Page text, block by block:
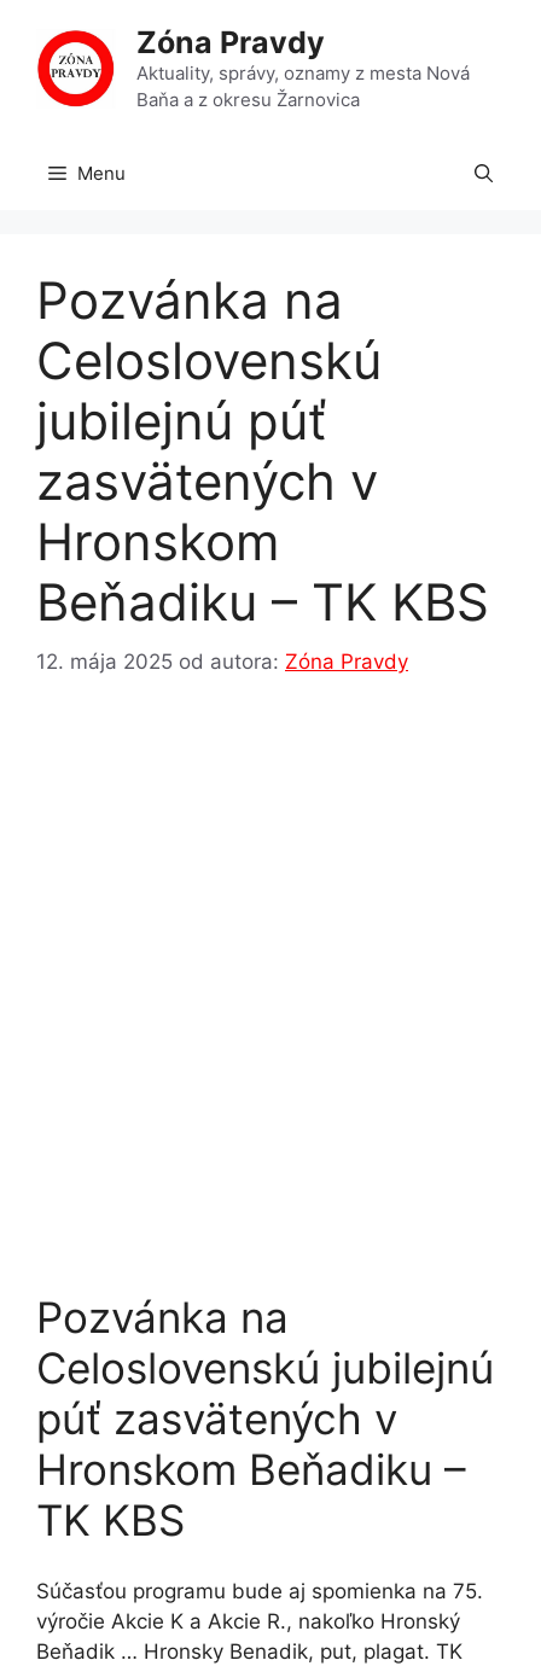
obsah
Zóna Pravdy
Aktuality, správy, oznamy z mesta Nová
Baňa a z okresu Žarnovica
Menu
Pozvánka na
Celoslovenskú
jubilejnú púť
zasvätených v
Hronskom
Beňadiku – TK KBS
12. mája 2025 od autora: Zóna Pravdy
Pozvánka na
Celoslovenskú jubilejnú
púť zasvätených v
Hronskom Beňadiku –
TK KBS
Súčasťou programu bude aj spomienka na 75.
výročie Akcie K a Akcie R., nakoľko Hronský
Beňadik … Hronsky Benadik, put, plagat. TK